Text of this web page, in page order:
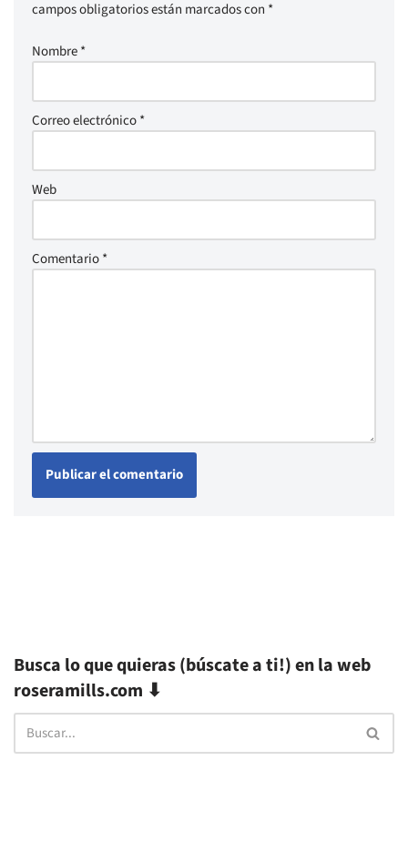
campos obligatorios están marcados con *
Nombre*
Correo electrónico*
Web
Comentario*
Busca lo que quieras (búscate a ti!) en la web
roseramills.com ⬇